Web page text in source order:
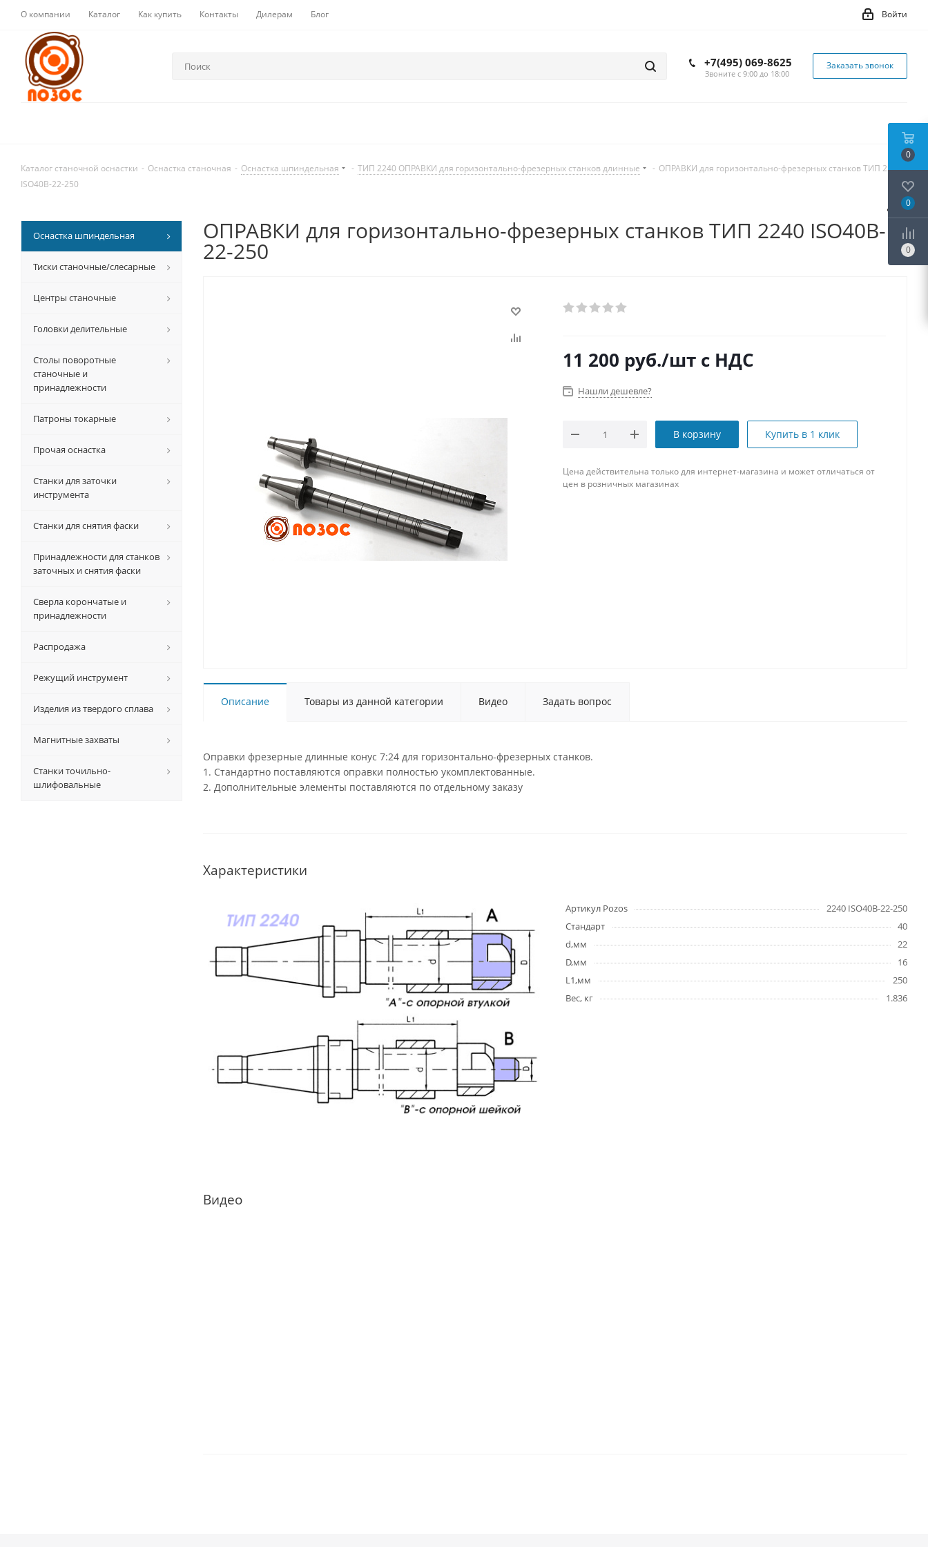
О компании Каталог Как купить Контакты Дилерам Блог Войти
+7(495) 069-8625
Звоните с 9:00 до 18:00
Заказать звонок
Каталог станочной оснастки - Оснастка станочная - Оснастка шпиндельная - ТИП 2240 ОПРАВКИ для горизонтально-фрезерных станков длинные - ОПРАВКИ для горизонтально-фрезерных станков ТИП 2240
ISO40B-22-250
ОПРАВКИ для горизонтально-фрезерных станков ТИП 2240 ISO40B-
22-250
11 200 руб./шт с НДС
Нашли дешевле?
В корзину Купить в 1 клик
Цена действительна только для интернет-магазина и может отличаться от
цен в розничных магазинах
Описание Товары из данной категории Видео Задать вопрос
Оправки фрезерные длинные конус 7:24 для горизонтально-фрезерных станков.
1. Стандартно поставляются оправки полностью укомплектованные.
2. Дополнительные элементы поставляются по отдельному заказу
Характеристики
Артикул Pozos
2240 ISO40B-22-250
Стандарт
40
d,мм
22
D,мм
16
L1,мм
250
Вес, кг
1.836
Видео
Оснастка шпиндельная
Тиски станочные/слесарные
Центры станочные
Головки делительные
Столы поворотные
станочные и
принадлежности
Патроны токарные
Прочая оснастка
Станки для заточки
инструмента
Станки для снятия фаски
Принадлежности для станков
заточных и снятия фаски
Сверла корончатые и
принадлежности
Распродажа
Режущий инструмент
Изделия из твердого сплава
Магнитные захваты
Станки точильно-
шлифовальные
0
0
0